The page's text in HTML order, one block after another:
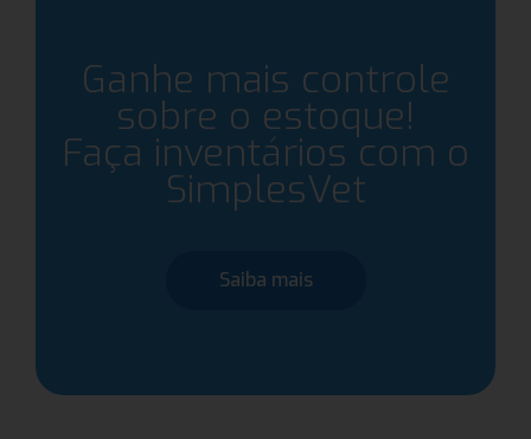
Ganhe mais controle
sobre o estoque!
Faça inventários com o
SimplesVet
Saiba mais